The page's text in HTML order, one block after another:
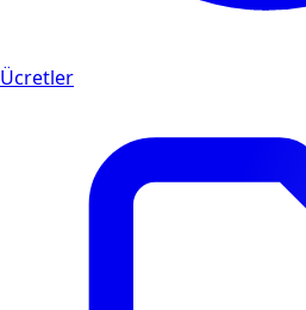
Ücretler